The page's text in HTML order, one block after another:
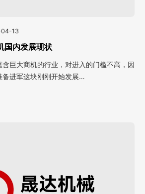
13
国内发展现状
巨大商机的行业，对进入的门槛不高，因
备进军这块刚刚开始发展…